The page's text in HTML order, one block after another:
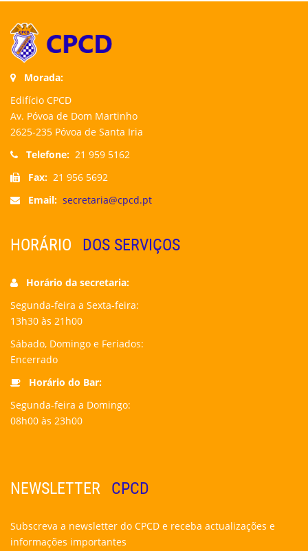
Morada:
Edifício CPCD
Av. Póvoa de Dom Martinho
2625-235 Póvoa de Santa Iria
Telefone: 21 959 5162
Fax: 21 956 5692
Email: secretaria@cpcd.pt
HORÁRIO DOS SERVIÇOS
Horário da secretaria:
Segunda-feira a Sexta-feira:
13h30 às 21h00
Sábado, Domingo e Feriados:
Encerrado
Horário do Bar:
Segunda-feira a Domingo:
08h00 às 23h00
NEWSLETTER CPCD
Subscreva a newsletter do CPCD e receba actualizações e
informações importantes